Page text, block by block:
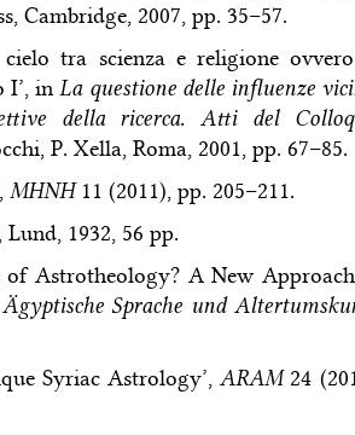
Cambridge, 2007, pp. 35–57.
tra scienza e religione
I’, inLa questione delle influenze
della ricerca. Atti del
P. Xella, Roma, 2001, pp. 67–85.
MHNH11 (2011), pp. 205–211.
Lund, 1932, 56 pp.
of Astrotheology? A New
Sprache und
Syriac Astrology’,ARAM24